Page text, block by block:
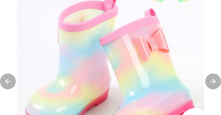
Previous slide